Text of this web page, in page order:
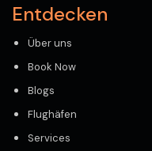
Entdecken
Über uns
Book Now
Blogs
Flughäfen
Services